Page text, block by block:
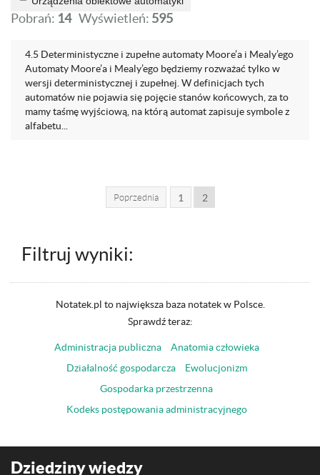
Pobrań: 14 Wyświetleń: 595
4.5 Deterministyczne i zupełne automaty Moore’a i Mealy’ego
Automaty Moore’a i Mealy’ego będziemy rozważać tylko w
wersji deterministycznej i zupełnej. W definicjach tych
automatów nie pojawia się pojęcie stanów końcowych, za to
mamy taśmę wyjściową, na którą automat zapisuje symbole z
alfabetu...
Poprzednia 1 2
Filtruj wyniki:
Notatek.pl to największa baza notatek w Polsce.
Sprawdź teraz:
Administracja publiczna
Anatomia człowieka
Działalność gospodarcza
Ewolucjonizm
Gospodarka przestrzenna
Kodeks postępowania administracyjnego
Dziedziny wiedzy